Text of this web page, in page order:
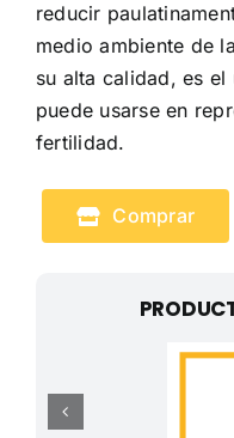
reducir
medio ambiente de
su alta calidad, es
puede usarse en
fertilidad.
Comprar